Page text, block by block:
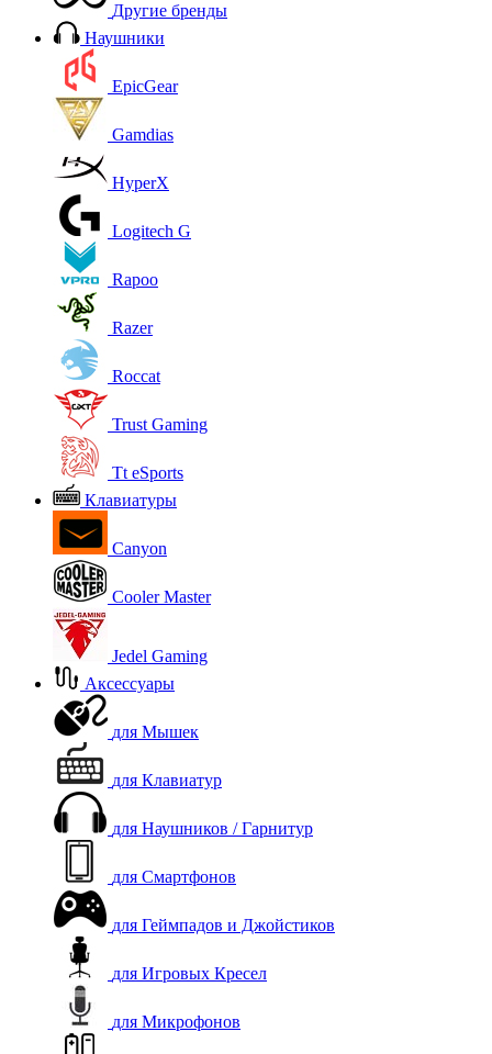
Другие бренды
Наушники
EpicGear
Gamdias
HyperX
Logitech G
Rapoo
Razer
Roccat
Trust Gaming
Tt eSports
Клавиатуры
Canyon
Cooler Master
Jedel Gaming
Аксессуары
для Мышек
для Клавиатур
для Наушников / Гарнитур
для Смартфонов
для Геймпадов и Джойстиков
для Игровых Кресел
для Микрофонов